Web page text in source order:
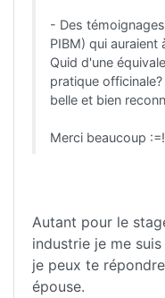
- Des
PIBM) qui auraient
Quid d'une
pratique
belle et bien
Merci beaucoup :=!
Autant pour le
industrie je me
je peux te
épouse.